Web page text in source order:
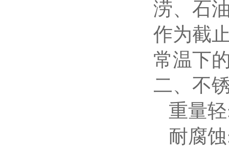
涝、石
作为截
常温下
二、不
重量轻
耐腐蚀